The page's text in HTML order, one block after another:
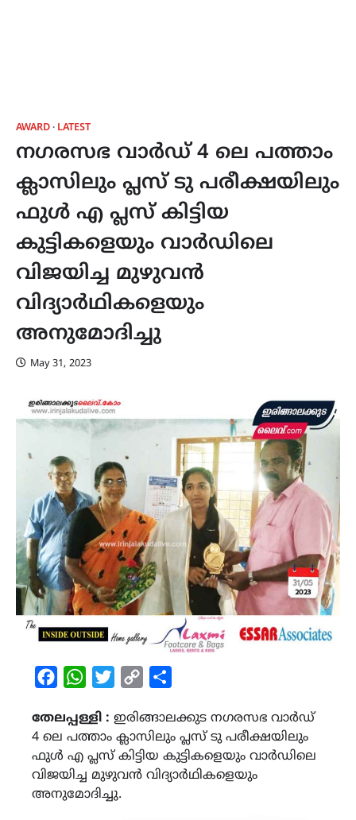
AWARD LATEST
നഗരസഭ വാർഡ് 4 ലെ പത്താം
ക്ലാസിലും പ്ലസ് ടു പരീക്ഷയിലും
ഫുൾ എ പ്ലസ് കിട്ടിയ
കുട്ടികളെയും വാർഡിലെ
വിജയിച്ച മുഴുവൻ
വിദ്യാർഥികളെയും
അനുമോദിച്ചു
May 31, 2023
FacebookWhatsAppTwitterCopy
തേലപ്പള്ളി : ഇരിങ്ങാലക്കുട നഗരസഭ വാർഡ്
4 ലെ പത്താം ക്ലാസിലും പ്ലസ് ടു പരീക്ഷയിലും
ഫുൾ എ പ്ലസ് കിട്ടിയ കുട്ടികളെയും വാർഡിലെ
വിജയിച്ച മുഴുവൻ വിദ്യാർഥികളെയും
അനുമോദിച്ചു.